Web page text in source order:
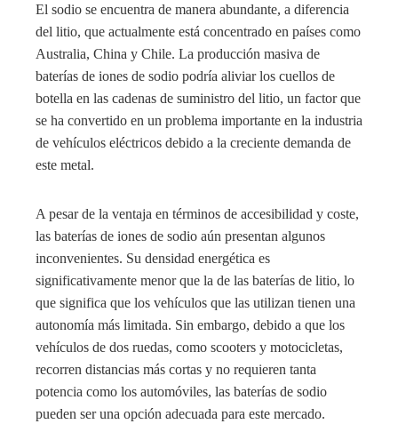
El sodio se encuentra de manera abundante, a diferencia
del litio, que actualmente está concentrado en países como
Australia, China y Chile. La producción masiva de
baterías de iones de sodio podría aliviar los cuellos de
botella en las cadenas de suministro del litio, un factor que
se ha convertido en un problema importante en la industria
de vehículos eléctricos debido a la creciente demanda de
este metal.
A pesar de la ventaja en términos de accesibilidad y coste,
las baterías de iones de sodio aún presentan algunos
inconvenientes. Su densidad energética es
significativamente menor que la de las baterías de litio, lo
que significa que los vehículos que las utilizan tienen una
autonomía más limitada. Sin embargo, debido a que los
vehículos de dos ruedas, como scooters y motocicletas,
recorren distancias más cortas y no requieren tanta
potencia como los automóviles, las baterías de sodio
pueden ser una opción adecuada para este mercado.